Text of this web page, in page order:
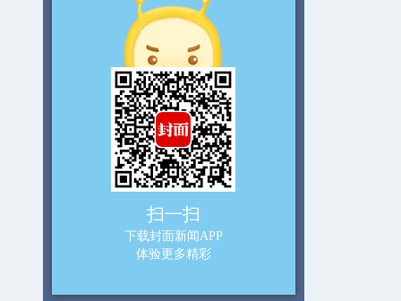
扫一扫
下载封面新闻APP
体验更多精彩